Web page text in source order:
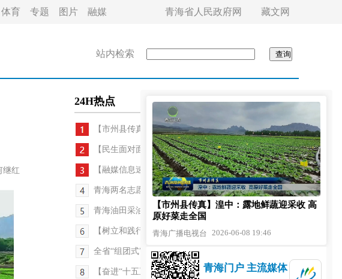
体育 专题 图片 融媒 青海省人民政府网 藏文网
站内检索
继红
24H热点
【市州县传真】湟中：露地鲜蔬迎采收 高原好菜...
【民生面对面】西宁：靶向攻坚破解物业难题 “一升...
【融媒信息速递】西宁推出三条“跟着青超游西宁”...
青海两名志愿者捐献造血干细胞
青海油田采油一厂深挖老井潜力 稳住百万吨“基本盘”
【树立和践行正确政绩观】玛多：新老医者接力守护 ...
全省“组团式”援青工作推进会召开
【奋进“十五五” 开好局起好步】青海交控集团重点...
【市州县传真】湟中：露地鲜蔬迎采收 高
原好菜走全国
青海广播电视台 2026-06-08 19:46
青海门户 主流媒体